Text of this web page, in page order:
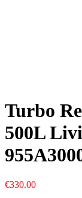
Turbo
500L
€330.00